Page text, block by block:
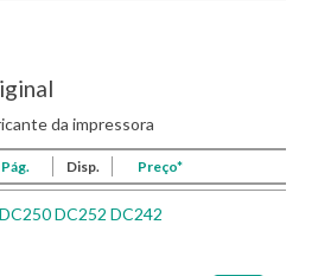
da impressora
Pág. Disp. Preço*
DC252 DC242